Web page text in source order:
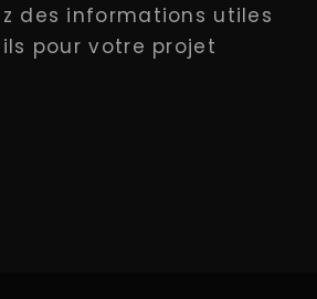
des informations utiles
pour votre projet